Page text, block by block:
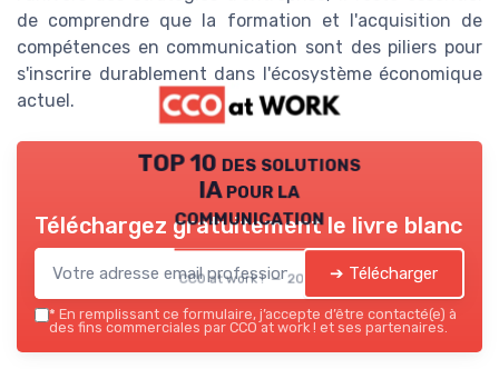
de comprendre que la formation et l'acquisition de
compétences en communication sont des piliers pour
s'inscrire durablement dans l'écosystème économique
actuel.
TOP 10 des solutions
IA pour la
communication
CCO at work ! — 2026
Téléchargez gratuitement le livre blanc
➔ Télécharger
* En remplissant ce formulaire, j’accepte d’être contacté(e) à
des fins commerciales par CCO at work ! et ses partenaires.